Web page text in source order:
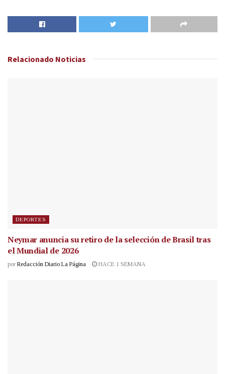
Relacionado Noticias
DEPORTES
Neymar anuncia su retiro de la selección de Brasil tras
el Mundial de 2026
por Redacción Diario La Página HACE 1 SEMANA